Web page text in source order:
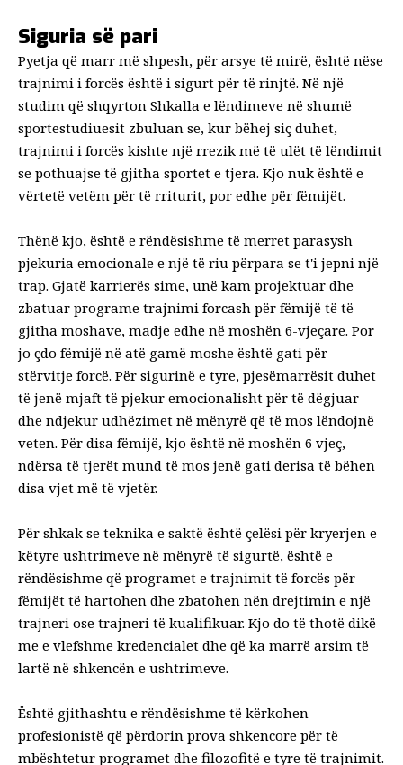
Siguria së pari
Pyetja që marr më shpesh, për arsye të mirë, është nëse
trajnimi i forcës është i sigurt për të rinjtë. Në një
studim që shqyrton Shkalla e lëndimeve në shumë
sportestudiuesit zbuluan se, kur bëhej siç duhet,
trajnimi i forcës kishte një rrezik më të ulët të lëndimit
se pothuajse të gjitha sportet e tjera. Kjo nuk është e
vërtetë vetëm për të rriturit, por edhe për fëmijët.
Thënë kjo, është e rëndësishme të merret parasysh
pjekuria emocionale e një të riu përpara se t'i jepni një
trap. Gjatë karrierës sime, unë kam projektuar dhe
zbatuar programe trajnimi forcash për fëmijë të të
gjitha moshave, madje edhe në moshën 6-vjeçare. Por
jo çdo fëmijë në atë gamë moshe është gati për
stërvitje forcë. Për sigurinë e tyre, pjesëmarrësit duhet
të jenë mjaft të pjekur emocionalisht për të dëgjuar
dhe ndjekur udhëzimet në mënyrë që të mos lëndojnë
veten. Për disa fëmijë, kjo është në moshën 6 vjeç,
ndërsa të tjerët mund të mos jenë gati derisa të bëhen
disa vjet më të vjetër.
Për shkak se teknika e saktë është çelësi për kryerjen e
këtyre ushtrimeve në mënyrë të sigurtë, është e
rëndësishme që programet e trajnimit të forcës për
fëmijët të hartohen dhe zbatohen nën drejtimin e një
trajneri ose trajneri të kualifikuar. Kjo do të thotë dikë
me e vlefshme kredencialet dhe që ka marrë arsim të
lartë në shkencën e ushtrimeve.
Është gjithashtu e rëndësishme të kërkohen
profesionistë që përdorin prova shkencore për të
mbështetur programet dhe filozofitë e tyre të trajnimit.